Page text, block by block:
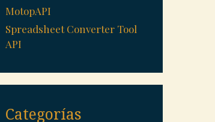
MotopAPI
Spreadsheet Converter Tool
API
Categorías